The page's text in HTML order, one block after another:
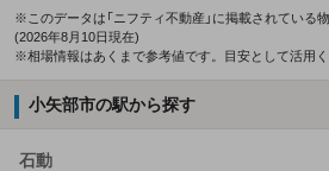
※このデータは「ニフティ不動産」に掲載されている
(2026年8月10日現在)
※相場情報はあくまで参考値です。目安として活用く
小矢部市の駅から探す
石動